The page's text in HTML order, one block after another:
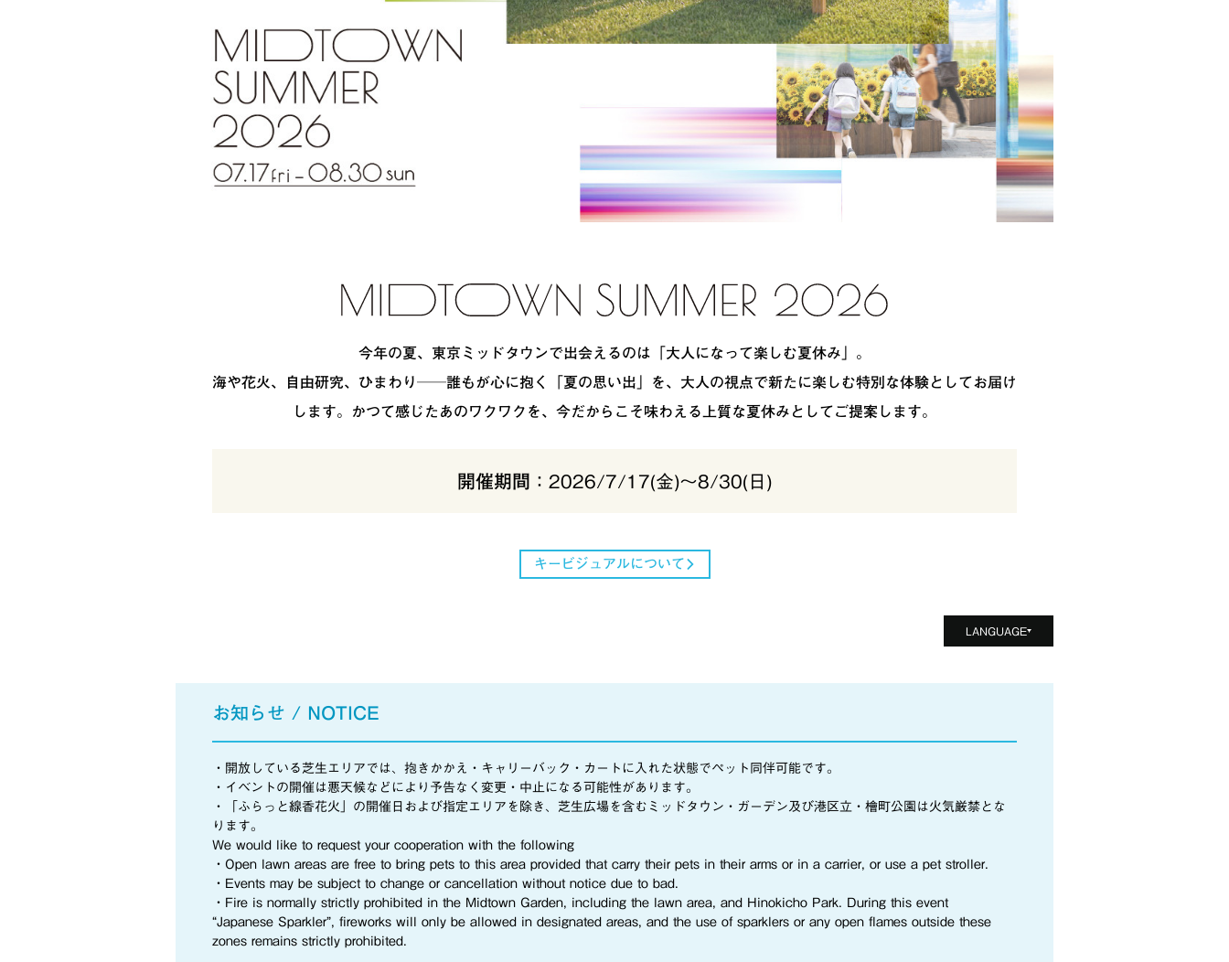
今年の夏、東京ミッドタウンで出会えるのは「大人になって楽しむ夏休み」。
海や花火、自由研究、ひまわり──誰もが心に抱く「夏の思い出」を、大人の視点で新たに楽しむ特別な体験としてお届け
します。かつて感じたあのワクワクを、今だからこそ味わえる上質な夏休みとしてご提案します。
開催期間 2026/7/17(金)〜8/30(日)
キービジュアルについて
LANGUAGE
お知らせ / NOTICE
・開放している芝生エリアでは、抱きかかえ・キャリーバック・カートに入れた状態でペット同伴可能です。
・イベントの開催は悪天候などにより予告なく変更・中止になる可能性があります。
・「ふらっと線香花火」の開催日および指定エリアを除き、芝生広場を含むミッドタウン・ガーデン及び港区立・檜町公園は火気厳禁とな
ります。
We would like to request your cooperation with the following
・Open lawn areas are free to bring pets to this area provided that carry their pets in their arms or in a carrier, or use a pet stroller.
・Events may be subject to change or cancellation without notice due to bad.
・Fire is normally strictly prohibited in the Midtown Garden, including the lawn area, and Hinokicho Park. During this event
“Japanese Sparkler”, fireworks will only be allowed in designated areas, and the use of sparklers or any open flames outside these
zones remains strictly prohibited.